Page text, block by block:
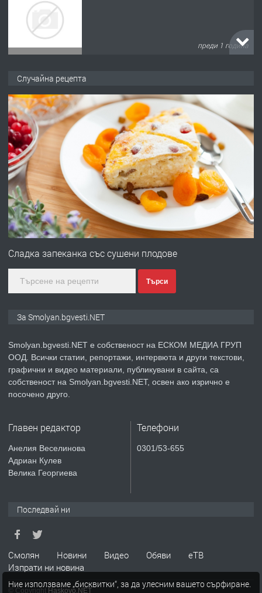
преди 1 година
преди 2 години
ПРЕДЛАГА
УДЪЛЖАВАНЕ НА ЧОВЕШКИЯТ
ЖИВОТ И ПОДОБРЯВАНЕ НА
НЕГОВОТО КАЧЕСТВО
преди 2 години
ПРЕДЛАГА Имот в Северна Гърция, до Кавала
преди 2 години
ПРЕДЛАГА КЪЩА В МАРОНЯ
ТЪРСИ
Случайна рецепта
Сладка запеканка със сушени плодове
Търси
За Smolyan.bgvesti.NET
Smolyan.bgvesti.NET е собственост на ЕСКОМ МЕДИА ГРУП
ООД. Всички статии, репортажи, интервюта и други текстови,
графични и видео материали, публикувани в сайта, са
собственост на Smolyan.bgvesti.NET, освен ако изрично е
посочено друго.
Главен редактор
Анелия Веселинова
Адриан Кулев
Велика Георгиева
Телефони
0301/53-655
Последвай ни
Смолян Новини Видео Обяви
еТВ
Изпрати ни новина
© Copyright Haskovo.NET
Ние използваме „бисквитки“, за да улесним вашето сърфиране.